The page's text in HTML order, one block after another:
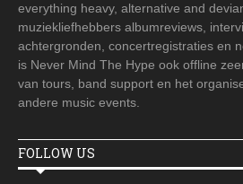
everything heavy, alternative and
muziekliefhebbers albumreviews,
achtergronden, concertregistraties en
is Never Mind The Hype ook offline
van tours, band support en het
andere music events.
FOLLOW US